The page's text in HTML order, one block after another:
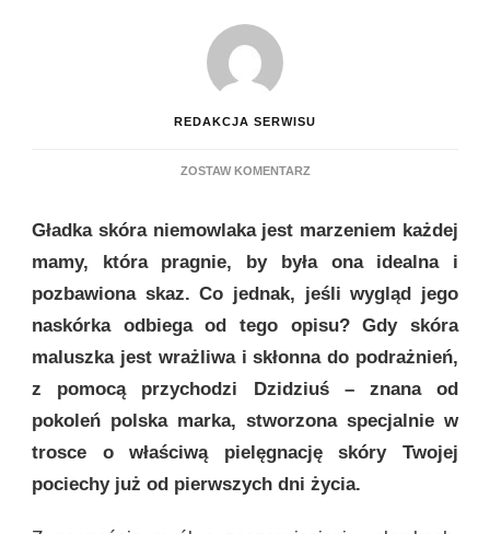
REDAKCJA SERWISU
ZOSTAW KOMENTARZDO
W
BEZPIECZEŃSTWO
DZIECKA
Gładka skóra niemowlaka jest marzeniem każdej
mamy, która pragnie, by była ona idealna i
pozbawiona skaz. Co jednak, jeśli wygląd jego
naskórka odbiega od tego opisu? Gdy skóra
maluszka jest wrażliwa i skłonna do podrażnień,
z pomocą przychodzi Dzidziuś – znana od
pokoleń polska marka, stworzona specjalnie w
trosce o właściwą pielęgnację skóry Twojej
pociechy już od pierwszych dni życia.